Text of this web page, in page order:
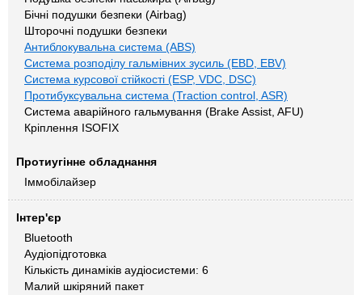
Бічні подушки безпеки (Airbag)
Шторочні подушки безпеки
Антиблокувальна система (ABS)
Система розподілу гальмівних зусиль (EBD, EBV)
Система курсової стійкості (ESP, VDC, DSC)
Протибуксувальна система (Traction control, ASR)
Система аварійного гальмування (Brake Assist, AFU)
Кріплення ISOFIX
Протиугінне обладнання
Іммобілайзер
Інтер'єр
Bluetooth
Аудіопідготовка
Кількість динаміків аудіосистеми: 6
Малий шкіряний пакет